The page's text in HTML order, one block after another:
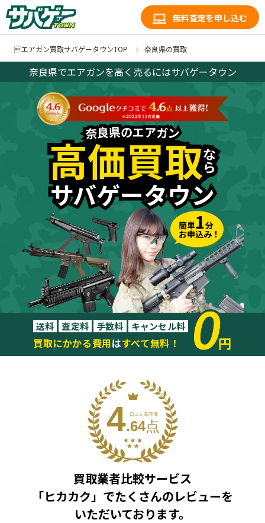
無料査定を申し込む
エアガン買取サバゲータウンTOP 奈良県の買取
奈良県でエアガンを高く売るにはサバゲータウン
簡単1分
お申込み！
奈良県のエアガン
高価買取な
ら
サバゲータウン
奈良県のエアガン
高価買取な
ら
サバゲータウン
送料 査定料 手数料 キャンセル料
買取にかかる費用はすべて無料！ 0
円
買取業者比較サービス
「ヒカカク」でたくさんのレビューを
いただいております。